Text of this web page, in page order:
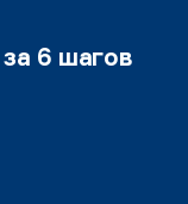
6 шагов